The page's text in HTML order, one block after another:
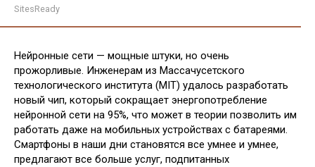
SitesReady
Нейронные сети — мощные штуки, но очень
прожорливые. Инженерам из Массачусетского
технологического института (MIT) удалось разработать
новый чип, который сокращает энергопотребление
нейронной сети на 95%, что может в теории позволить им
работать даже на мобильных устройствах с батареями.
Смартфоны в наши дни становятся все умнее и умнее,
предлагают все больше услуг, подпитанных